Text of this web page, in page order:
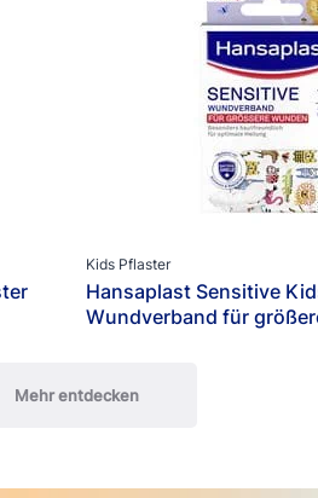
Kids Pflaster
Hansaplast Sensitive
Wundverband für
Mehr entdecken